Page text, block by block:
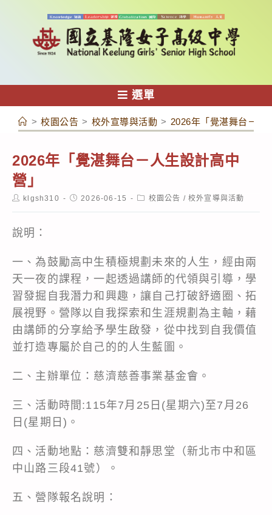
容
選單
> 校園公告 > 校外宣導與活動 > 2026年「覺湛舞台－人
2026年「覺湛舞台－人生設計高中
營」
Postklgsh310
Post2026-06-15
Post校園公告 / 校外宣導與活動
說明：
一、為鼓勵高中生積極規劃未來的人生，經由兩
天一夜的課程，一起透過講師的代領與引導，學
習發掘自我潛力和興趣，讓自己打破舒適圈、拓
展視野。營隊以自我探索和生涯規劃為主軸，藉
由講師的分享給予學生啟發，從中找到自我價值
並打造專屬於自己的的人生藍圖。
二、主辦單位：慈濟慈善事業基金會。
三、活動時間:115年7月25日(星期六)至7月26
日(星期日)。
四、活動地點：慈濟雙和靜思堂（新北市中和區
中山路三段41號）。
五、營隊報名說明：